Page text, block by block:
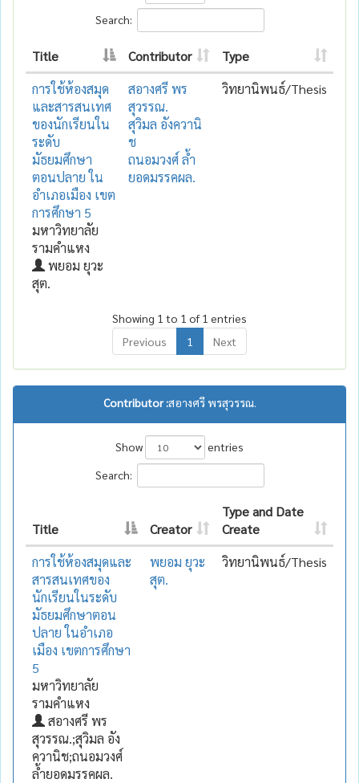
Search:
Title Contributor
Type
การใช้ห้องสมุด
และสารสนเทศ
ของนักเรียนใน
ระดับ
มัธยมศึกษา
ตอนปลาย ใน
อำเภอเมือง เขต
การศึกษา 5
มหาวิทยาลัย
รามคำแหง
พยอม ยุวะ
สุต.
สอางศรี พร
สุวรรณ.
สุวิมล อังควานิ
ช
ถนอมวงศ์ ล้ำ
ยอดมรรคผล.
วิทยานิพนธ์/Thesis
Showing 1 to 1 of 1 entries
Previous
1 Next
Contributor :สอางศรี พรสุวรรณ.
Show
entries
Search:
Title Creator
Type and Date
Create
การใช้ห้องสมุดและ
สารสนเทศของ
นักเรียนในระดับ
มัธยมศึกษาตอน
ปลาย ในอำเภอ
เมือง เขตการศึกษา
5
มหาวิทยาลัย
รามคำแหง
สอางศรี พร
สุวรรณ.;สุวิมล อัง
ควานิช;ถนอมวงศ์
ล้ำยอดมรรคผล.
พยอม ยุวะ
สุต.
วิทยานิพนธ์/Thesis